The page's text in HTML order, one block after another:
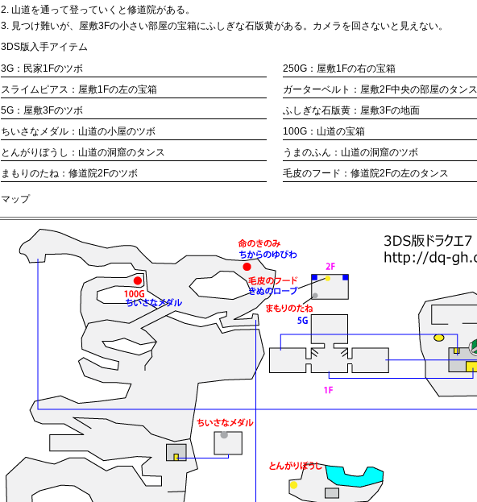
山道を通って登っていくと修道院がある。
見つけ難いが、屋敷3Fの小さい部屋の宝箱にふしぎな石版黄がある。カメラを回さないと見えない。
3DS版入手アイテム
3G：民家1Fのツボ
250G：屋敷1Fの右の宝箱
スライムピアス：屋敷1Fの左の宝箱
ガーターベルト：屋敷2F中央の部屋のタンス
5G：屋敷3Fのツボ
ふしぎな石版黄：屋敷3Fの地面
ちいさなメダル：山道の小屋のツボ
100G：山道の宝箱
とんがりぼうし：山道の洞窟のタンス
うまのふん：山道の洞窟のツボ
まもりのたね：修道院2Fのツボ
毛皮のフード：修道院2Fの左のタンス
マップ